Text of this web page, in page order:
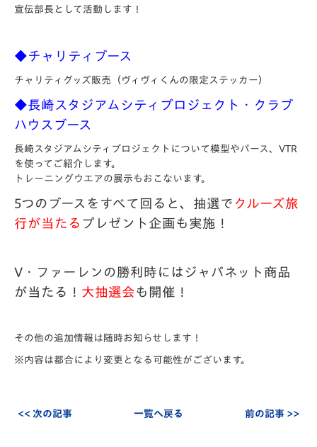
宣伝部長として活動します！
◆チャリティブース
チャリティグッズ販売（ヴィヴィくんの限定ステッカー）
◆長崎スタジアムシティプロジェクト・クラブ
ハウスブース
長崎スタジアムシティプロジェクトについて模型やパース、VTR
を使ってご紹介します。
トレーニングウエアの展示もおこないます。
5つのブースをすべて回ると、抽選で クルーズ旅
行が当たる プレゼント企画も実施！
V・ファーレンの勝利時にはジャパネット商品
が当たる！ 大抽選会も開催！
その他の追加情報は随時お知らせします！
※内容は都合により変更となる可能性がございます。
<< 次の記事 一覧へ戻る 前の記事 >>